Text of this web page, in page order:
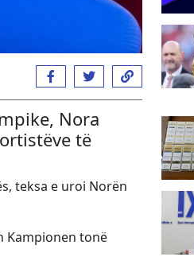
Nora
të
teksa e uroi Norën
Kampionen tonë